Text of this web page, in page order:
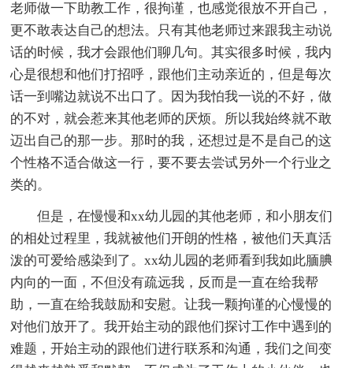
老师做一下助教工作，很拘谨，也感觉很放不开自己，
更不敢表达自己的想法。只有其他老师过来跟我主动说
话的时候，我才会跟他们聊几句。其实很多时候，我内
心是很想和他们打招呼，跟他们主动亲近的，但是每次
话一到嘴边就说不出口了。因为我怕我一说的不好，做
的不对，就会惹来其他老师的厌烦。所以我始终就不敢
迈出自己的那一步。那时的我，还想过是不是自己的这
个性格不适合做这一行，要不要去尝试另外一个行业之
类的。
但是，在慢慢和xx幼儿园的其他老师，和小朋友们
的相处过程里，我就被他们开朗的性格，被他们天真活
泼的可爱给感染到了。xx幼儿园的老师看到我如此腼腆
内向的一面，不但没有疏远我，反而是一直在给我帮
助，一直在给我鼓励和安慰。让我一颗拘谨的心慢慢的
对他们放开了。我开始主动的跟他们探讨工作中遇到的
难题，开始主动的跟他们进行联系和沟通，我们之间变